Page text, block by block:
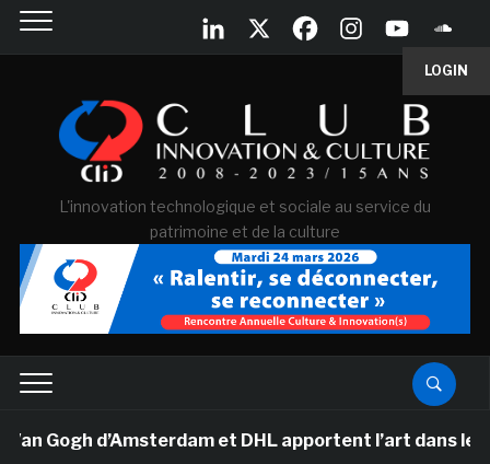
LOGIN
L'innovation technologique et sociale au service du
patrimoine et de la culture
Gogh d’Amsterdam et DHL apportent l’art dans